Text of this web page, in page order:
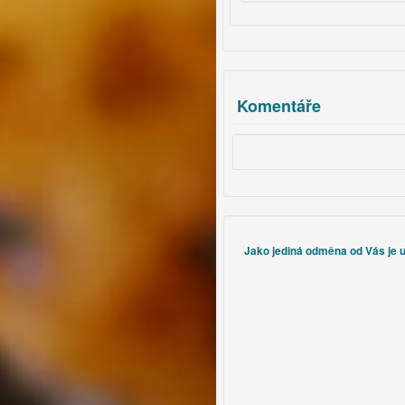
Komentáře
Jako jediná odměna od Vás je